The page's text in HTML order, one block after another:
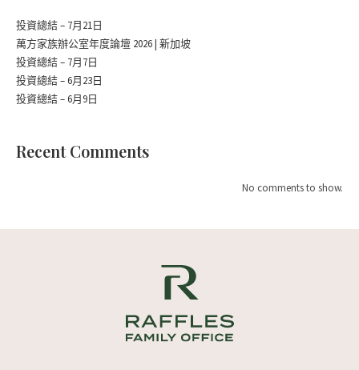
投資總結 – 7月21日
萬方家族辦公室年度論壇 2026 | 新加坡
投資總結 – 7月7日
投資總結 – 6月23日
投資總結 – 6月9日
Recent Comments
No comments to show.